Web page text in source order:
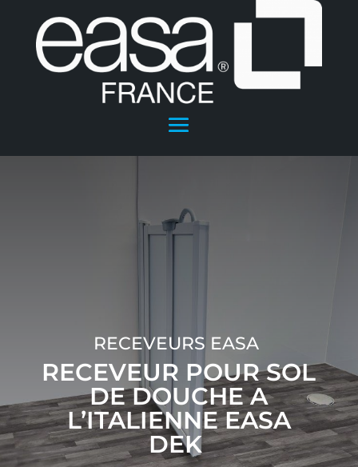
RECEVEURS EASA
RECEVEUR POUR SOL
DE DOUCHEA
L’ITALIENNE EASA
DEK